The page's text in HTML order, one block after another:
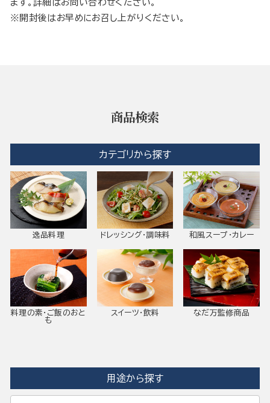
ます。詳細はお問い合わせください。
※開封後はお早めにお召し上がりください。
商品検索
カテゴリから探す
逸品料理 ドレッシング・調味料 和風スープ・カレー
料理の素・ご飯のおと
も
スイーツ・飲料 なだ万監修商品
用途から探す